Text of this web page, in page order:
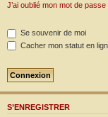
J’ai oublié mon mot de passe
Se souvenir de moi
Cacher mon statut en
S’ENREGISTRER